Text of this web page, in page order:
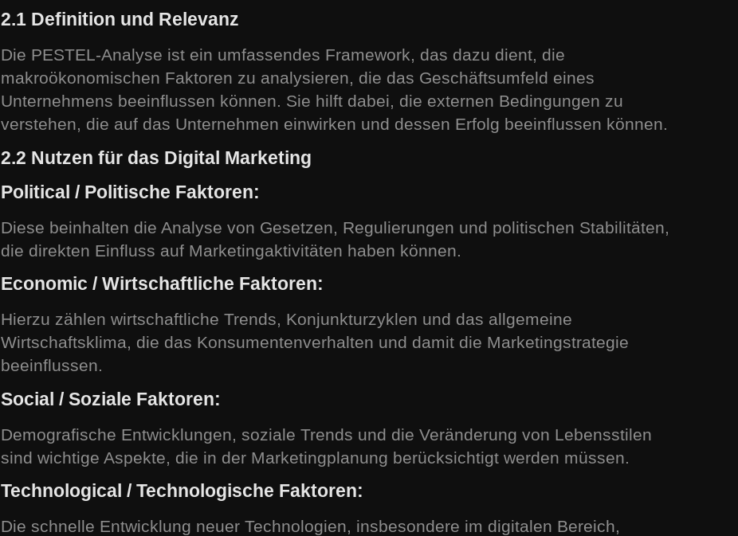
2.1 Definition und Relevanz
Die PESTEL-Analyse ist ein umfassendes Framework, das dazu dient, die
makroökonomischen Faktoren zu analysieren, die das Geschäftsumfeld eines
Unternehmens beeinflussen können. Sie hilft dabei, die externen Bedingungen zu
verstehen, die auf das Unternehmen einwirken und dessen Erfolg beeinflussen können.
2.2 Nutzen für das Digital Marketing
Political / Politische Faktoren:
Diese beinhalten die Analyse von Gesetzen, Regulierungen und politischen Stabilitäten,
die direkten Einfluss auf Marketingaktivitäten haben können.
Economic / Wirtschaftliche Faktoren:
Hierzu zählen wirtschaftliche Trends, Konjunkturzyklen und das allgemeine
Wirtschaftsklima, die das Konsumentenverhalten und damit die Marketingstrategie
beeinflussen.
Social / Soziale Faktoren:
Demografische Entwicklungen, soziale Trends und die Veränderung von Lebensstilen
sind wichtige Aspekte, die in der Marketingplanung berücksichtigt werden müssen.
Technological / Technologische Faktoren:
Die schnelle Entwicklung neuer Technologien, insbesondere im digitalen Bereich,